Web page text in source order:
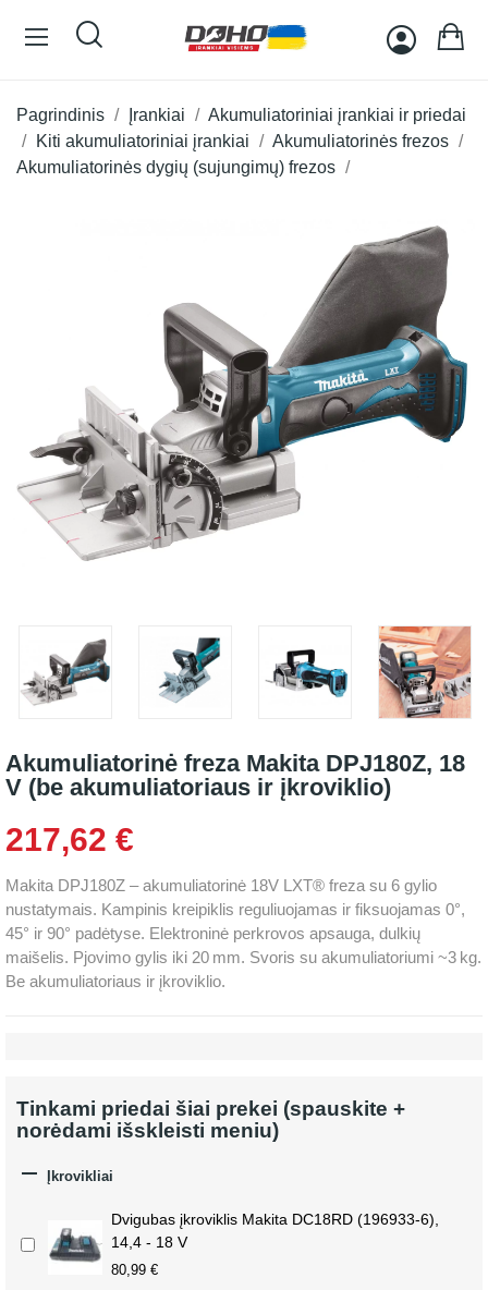
Pagrindinis Įrankiai
Akumuliatoriniai įrankiai ir priedai
Kiti akumuliatoriniai įrankiai
Akumuliatorinės frezos
Akumuliatorinės dygių (sujungimų) frezos
Akumuliatorinė freza Makita DPJ180Z, 18
V (be akumuliatoriaus ir įkroviklio)
217,62 €
Makita DPJ180Z – akumuliatorinė 18V LXT® freza su 6 gylio
nustatymais. Kampinis kreipiklis reguliuojamas ir fiksuojamas 0°,
45° ir 90° padėtyse. Elektroninė perkrovos apsauga, dulkių
maišelis. Pjovimo gylis iki 20 mm. Svoris su akumuliatoriumi ~3 kg.
Be akumuliatoriaus ir įkroviklio.
Tinkami priedai šiai prekei (spauskite +
norėdami išskleisti meniu)
 Įkrovikliai
Dvigubas įkroviklis Makita DC18RD (196933-6),
14,4 - 18 V
80,99 €